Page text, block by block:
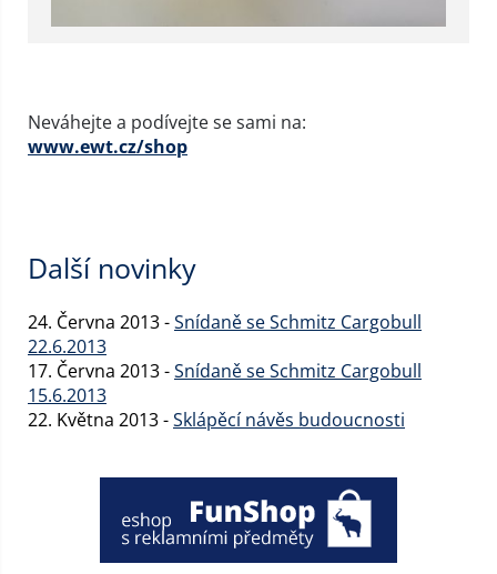
Neváhejte a podívejte se sami na:
www.ewt.cz/shop
Další novinky
24. Června 2013 -Snídaně se Schmitz Cargobull
22.6.2013
17. Června 2013 -Snídaně se Schmitz Cargobull
15.6.2013
22. Května 2013 -Sklápěcí návěs budoucnosti